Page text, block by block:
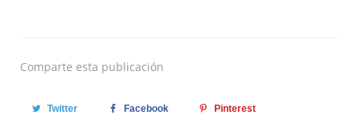
Comparte esta publicación
Twitter Facebook Pinterest